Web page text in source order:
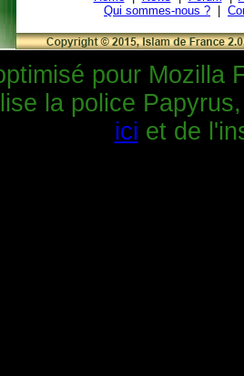
Qui sommes-nous ? |
pour Mozilla
la police
ici et de